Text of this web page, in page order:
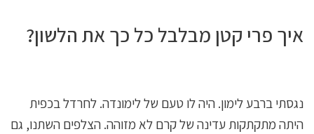
איך פרי קטן מבלבל כל כך את הלשון?
נגסתי ברבע לימון. היה לו טעם של לימונדה. לחרדל בכפית
היתה מתקתקות עדינה של קרם לא מזוהה. הצלפים השתנו, גם